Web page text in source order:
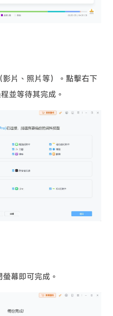
片、照片等）。點擊右下
並等待其完成。
幕即可完成。